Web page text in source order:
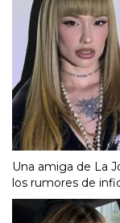
Una amiga de La
los rumores de